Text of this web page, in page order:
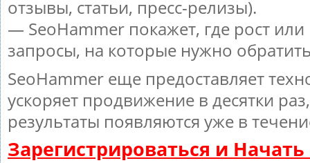
отзывы, статьи, пресс-релизы).
— SeoHammer покажет, где рост или
запросы, на которые нужно
SeoHammer еще предоставляет
ускоряет продвижение в десятки
результаты появляются уже в
Зарегистрироваться и